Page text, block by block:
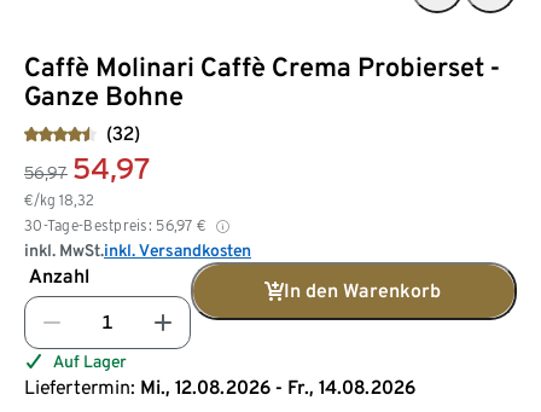
Caffè Molinari Caffè Crema Probierset -
Ganze Bohne
(32)
56,97 54,97
€/kg 18,32
30-Tage-Bestpreis: 56,97 €
inkl. MwSt.inkl. Versandkosten
Anzahl
In den Warenkorb
Auf Lager
Liefertermin: Mi., 12.08.2026 - Fr., 14.08.2026